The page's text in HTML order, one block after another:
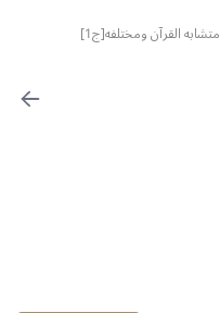
متشابه القرآن ومختلفه[ج1]